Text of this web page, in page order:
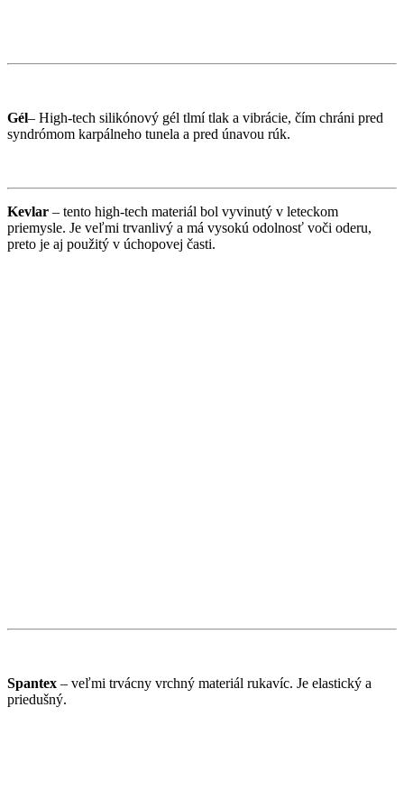
Gél– High-tech silikónový gél tlmí tlak a vibrácie, čím chráni pred
syndrómom karpálneho tunela a pred únavou rúk.
Kevlar – tento high-tech materiál bol vyvinutý v leteckom
priemysle. Je veľmi trvanlivý a má vysokú odolnosť voči oderu,
preto je aj použitý v úchopovej časti.
Spantex – veľmi trvácny vrchný materiál rukavíc. Je elastický a
priedušný.